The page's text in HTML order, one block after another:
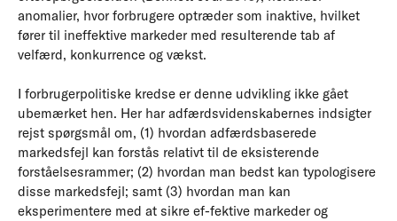
anomalier, hvor forbrugere optræder som inaktive, hvilket
fører til ineffektive markeder med resulterende tab af
velfærd, konkurrence og vækst.
I forbrugerpolitiske kredse er denne udvikling ikke gået
ubemærket hen. Her har adfærdsvidenskabernes indsigter
rejst spørgsmål om, (1) hvordan adfærdsbaserede
markedsfejl kan forstås relativt til de eksisterende
forståelsesrammer; (2) hvordan man bedst kan typologisere
disse markedsfejl; samt (3) hvordan man kan
eksperimentere med at sikre ef-fektive markeder og